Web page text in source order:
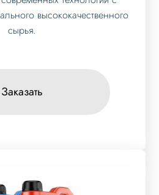
высококачественного
сырья.
Заказать